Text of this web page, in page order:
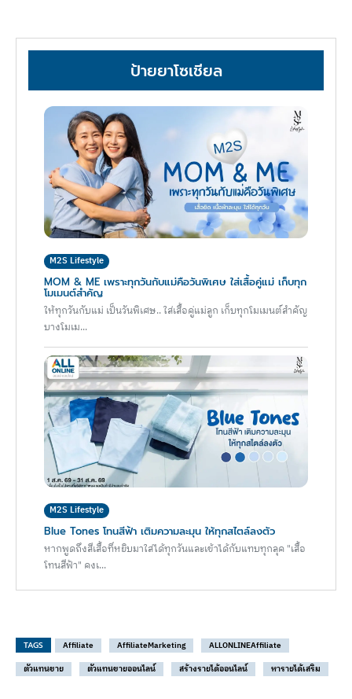
ป้ายยาโซเชียล
M2S Lifestyle
MOM & ME เพราะทุกวันกับแม่คือวันพิเศษ ใส่เสื้อคู่แม่ เก็บทุก
โมเมนต์สำคัญ
ให้ทุกวันกับแม่ เป็นวันพิเศษ.. ใส่เสื้อคู่แม่ลูก เก็บทุกโมเมนต์สำคัญ
บางโมเม...
M2S Lifestyle
Blue Tones โทนสีฟ้า เติมความละมุน ให้ทุกสไตล์ลงตัว
หากพูดถึงสีเสื้อที่หยิบมาใส่ได้ทุกวันและเข้าได้กับแทบทุกลุค "เสื้อ
โทนสีฟ้า" คงเ...
TAGS Affiliate AffiliateMarketing
ALLONLINEAffiliate
ตัวแทนขาย
ตัวแทนขายออนไลน์ สร้างรายได้ออนไลน์ หารายได้เสริม